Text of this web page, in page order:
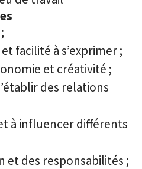
facilité à s’exprimer ;
et créativité ;
des relations
à influencer différents
et des responsabilités ;